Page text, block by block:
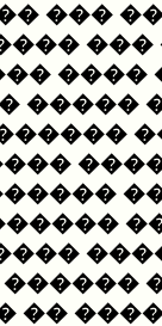
����
��